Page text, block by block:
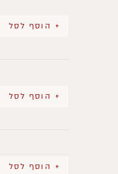
+ הוסף לסל
+ הוסף לסל
+ הוסף לסל